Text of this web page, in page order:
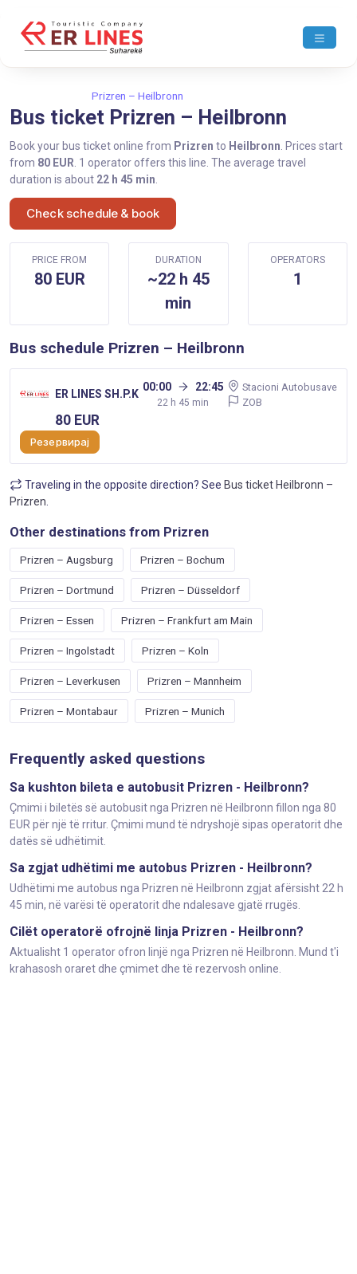
Prizren – Heilbronn
Bus ticket Prizren – Heilbronn
Book your bus ticket online from Prizren to Heilbronn . Prices start
from 80 EUR . 1 operator offers this line. The average travel
duration is about 22 h 45 min
Check schedule & book
PRICE FROM
80 EUR
DURATION
~22 h 45
min
OPERATORS
1
Bus schedule Prizren – Heilbronn
ER LINES SH.P.K
00:00 22:45
22 h 45 min
Stacioni Autobusave
ZOB
80 EUR
Резервирај
Traveling in the opposite direction? See Bus ticket Heilbronn –
Prizren
Other destinations from Prizren
Prizren – Augsburg Prizren – Bochum
Prizren – Dortmund Prizren – Düsseldorf
Prizren – Essen Prizren – Frankfurt am Main
Prizren – Ingolstadt Prizren – Koln
Prizren – Leverkusen Prizren – Mannheim
Prizren – Montabaur Prizren – Munich
Frequently asked questions
Sa kushton bileta e autobusit Prizren - Heilbronn?
Çmimi i biletës së autobusit nga Prizren në Heilbronn fillon nga 80
EUR për një të rritur. Çmimi mund të ndryshojë sipas operatorit dhe
datës së udhëtimit.
Sa zgjat udhëtimi me autobus Prizren - Heilbronn?
Udhëtimi me autobus nga Prizren në Heilbronn zgjat afërsisht 22 h
45 min, në varësi të operatorit dhe ndalesave gjatë rrugës.
Cilët operatorë ofrojnë linja Prizren - Heilbronn?
Aktualisht 1 operator ofron linjë nga Prizren në Heilbronn. Mund t'i
krahasosh oraret dhe çmimet dhe të rezervosh online.